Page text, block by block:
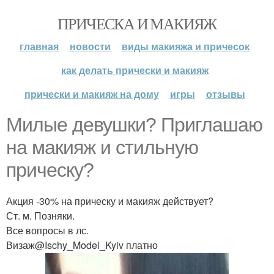
ПРИЧЕСКА И МАКИЯЖ
главная новости
виды макияжа и причесок
как делать прически и макияж
прически и макияж на дому
игры отзывы
Милые девушки? Приглашаю
на макияж и стильную
прическу?
Акция -30% на прическу и макияж действует?
Ст. м. Позняки.
Все вопросы в лс.
Визаж@Ischy_Model_Kyiv платно